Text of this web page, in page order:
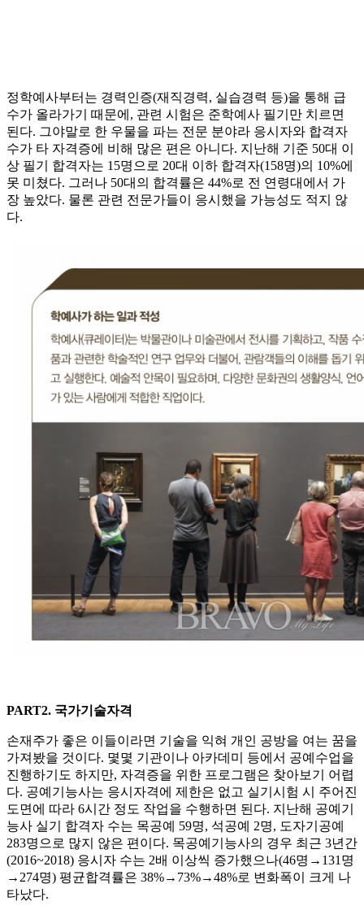
정학예사부터는 경력인증(재직경력, 실습경력 등)을 통해 급
수가 올라가기 때문에, 관련 시험은 준학예사 필기만 치르면
된다. 그야말로 한 우물을 파는 전문 분야라 응시자와 합격자
수가 타 자격증에 비해 많은 편은 아니다. 지난해 기준 50대 이
상 필기 합격자는 15명으로 20대 이하 합격자(158명)의 10%에
못 미쳤다. 그러나 50대의 합격률은 44%로 전 연령대에서 가
장 높았다. 물론 관련 전문가들이 응시했을 가능성도 적지 않
다.
PART2. 국가기술자격
손재주가 좋은 이들이라면 기술을 익혀 개인 공방을 여는 꿈을
가져봤을 것이다. 몇몇 기관이나 아카데미 등에서 공예수업을
진행하기도 하지만, 자격증을 위한 프로그램은 찾아보기 어렵
다. 공예기능사는 응시자격에 제한은 없고 실기시험 시 주어진
도면에 따라 6시간 정도 작업을 수행하면 된다. 지난해 공예기
능사 실기 합격자 수는 목공예 59명, 석공예 2명, 도자기공예
283명으로 많지 않은 편이다. 목공예기능사의 경우 최근 3년간
(2016~2018) 응시자 수는 2배 이상씩 증가했으나(46명→131명
→274명) 평균합격률은 38%→73%→48%로 변화폭이 크게 나
타났다.